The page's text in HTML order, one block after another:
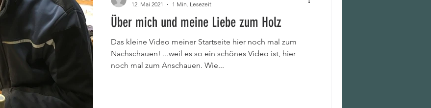
Über mich und meine Liebe zum Holz
Das kleine Video meiner Startseite hier noch mal zum
Nachschauen! ...weil es so ein schönes Video ist, hier
noch mal zum Anschauen. Wie...
12. Mai 2021
1 Min. Lesezeit